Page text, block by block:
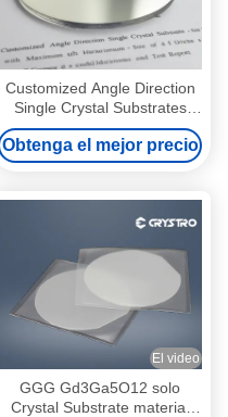
Customized Angle Direction
Single Crystal Substrates
with Maximum Size of 4 Inch
Diameter and Test Report
Provided
Obtenga el mejor precio
El video
GGG Gd3Ga5O12 solo
Crystal Substrate material